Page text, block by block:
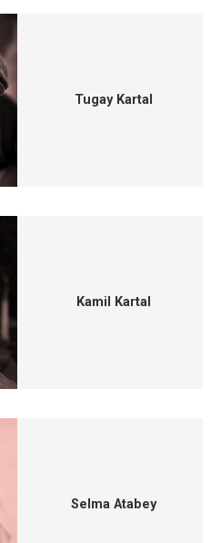
Tugay Kartal
Kamil Kartal
Selma Atabey